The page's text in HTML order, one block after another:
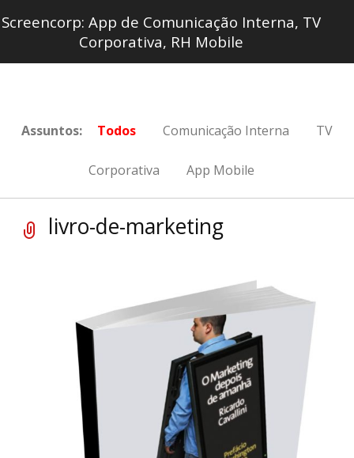
Screencorp: App de Comunicação Interna, TV
Corporativa, RH Mobile
Assuntos: Todos Comunicação Interna TV
Corporativa App Mobile
livro-de-marketing